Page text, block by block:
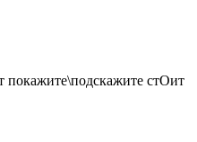
покажите\подскажите стОит